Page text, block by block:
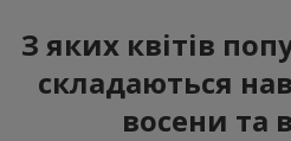
З яких квітів
складаються
восени та